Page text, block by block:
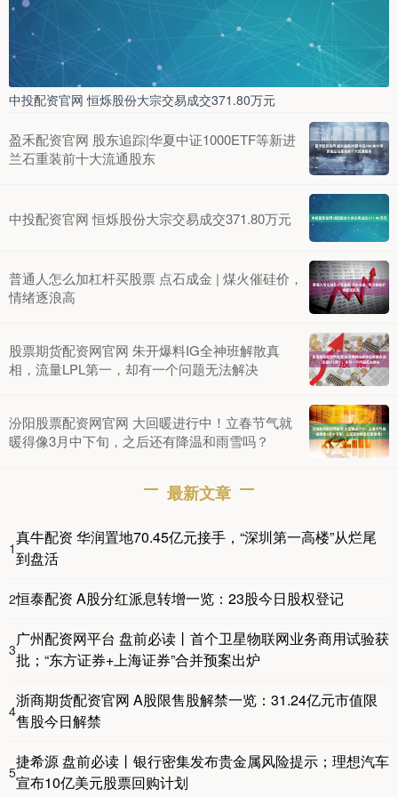
中投配资官网 恒烁股份大宗交易成交371.80万元
盈禾配资官网 股东追踪|华夏中证1000ETF等新进
兰石重装前十大流通股东
中投配资官网 恒烁股份大宗交易成交371.80万元
普通人怎么加杠杆买股票 点石成金 | 煤火催硅价，
情绪逐浪高
股票期货配资网官网 朱开爆料IG全神班解散真
相，流量LPL第一，却有一个问题无法解决
汾阳股票配资网官网 大回暖进行中！立春节气就
暖得像3月中下旬，之后还有降温和雨雪吗？
最新文章
1
真牛配资 华润置地70.45亿元接手，“深圳第一高楼”从烂尾
到盘活
2恒泰配资 A股分红派息转增一览：23股今日股权登记
3
广州配资网平台 盘前必读丨首个卫星物联网业务商用试验获
批；“东方证券+上海证券”合并预案出炉
4
浙商期货配资官网 A股限售股解禁一览：31.24亿元市值限
售股今日解禁
5
捷希源 盘前必读丨银行密集发布贵金属风险提示；理想汽车
宣布10亿美元股票回购计划